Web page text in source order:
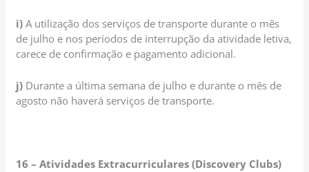
i) A utilização dos serviços de transporte durante o mês
de julho e nos períodos de interrupção da atividade letiva,
carece de confirmação e pagamento adicional.
j) Durante a última semana de julho e durante o mês de
agosto não haverá serviços de transporte.
16 –Atividades Extracurriculares (Discovery Clubs)